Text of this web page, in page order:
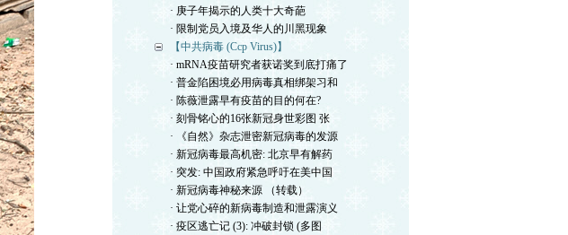
· 庚子年揭示的人类十大奇葩
· 限制党员入境及华人的川黑现象
【中共病毒 (Ccp Virus)】
· mRNA疫苗研究者获诺奖到底打痛了
· 普金陷困境必用病毒真相绑架习和
· 陈薇泄露早有疫苗的目的何在?
· 刻骨铭心的16张新冠身世彩图 张
· 《自然》杂志泄密新冠病毒的发源
· 新冠病毒最高机密: 北京早有解药
· 突发: 中国政府紧急呼吁在美中国
· 新冠病毒神秘来源 （转载）
· 让党心碎的新病毒制造和泄露演义
· 疫区逃亡记 (3): 冲破封锁 (多图